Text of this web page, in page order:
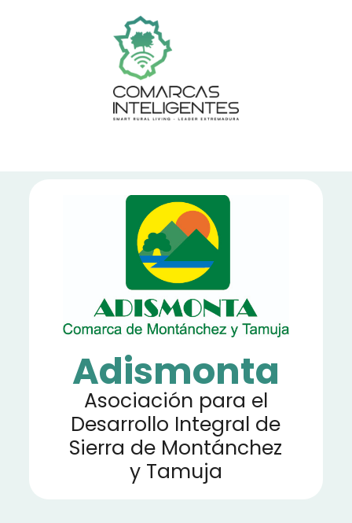
Adismonta
Asociación para el
Desarrollo Integral de
Sierra de Montánchez
y Tamuja